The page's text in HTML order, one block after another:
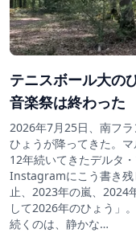
テニスボール大の
音楽祭は終わった
2026年7月25日、南フ
ひょうが降ってきた。
12年続いてきたデルタ
Instagramにこう書き残
止、2023年の嵐、2024
して2026年のひょう」
続くのは、静かな…